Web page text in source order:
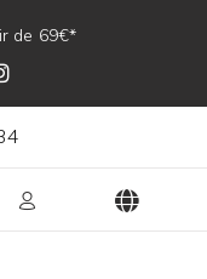
de 69€*